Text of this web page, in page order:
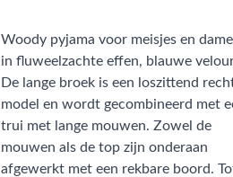
Woody pyjama voor meisjes en
in fluweelzachte effen, blauwe
De lange broek is een loszittend
model en wordt gecombineerd met
trui met lange mouwen. Zowel de
mouwen als de top zijn onderaan
afgewerkt met een rekbare boord.